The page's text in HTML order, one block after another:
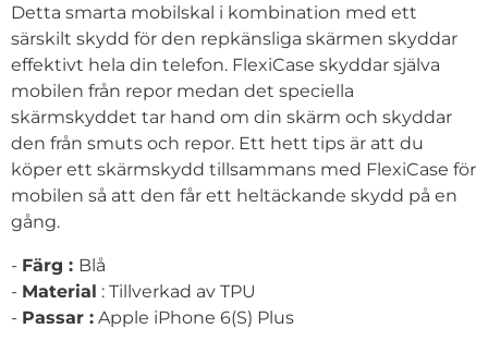
Detta smarta mobilskal i kombination med ett
särskilt skydd för den repkänsliga skärmen skyddar
effektivt hela din telefon. FlexiCase skyddar själva
mobilen från repor medan det speciella
skärmskyddet tar hand om din skärm och skyddar
den från smuts och repor. Ett hett tips är att du
köper ett skärmskydd tillsammans med FlexiCase för
mobilen så att den får ett heltäckande skydd på en
gång.
- Färg : Blå
- Material : Tillverkad av TPU
- Passar : Apple iPhone 6(S) Plus